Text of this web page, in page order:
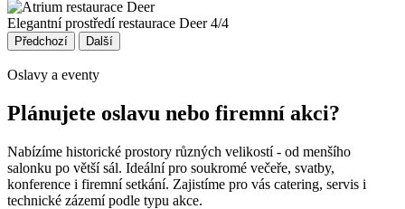
Elegantní prostředí restaurace Deer 4/4
Předchozí Další
Oslavy a eventy
Plánujete oslavu nebo firemní akci?
Nabízíme historické prostory různých velikostí - od menšího
salonku po větší sál. Ideální pro soukromé večeře, svatby,
konference i firemní setkání. Zajistíme pro vás catering, servis i
technické zázemí podle typu akce.